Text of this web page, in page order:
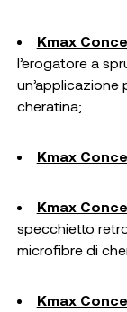
Kmax
l’erogatore a
un’applicazione
cheratina;
Kmax
Kmax
specchietto
microfibre di
Kmax